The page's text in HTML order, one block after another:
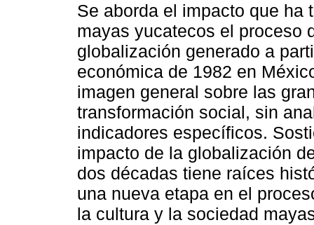
Se aborda el impacto que ha
mayas yucatecos el proceso
globalización generado a
económica de 1982 en
imagen general sobre las
transformación social, sin
indicadores específicos.
impacto de la globalización
dos décadas tiene raíces
una nueva etapa en el
la cultura y la sociedad